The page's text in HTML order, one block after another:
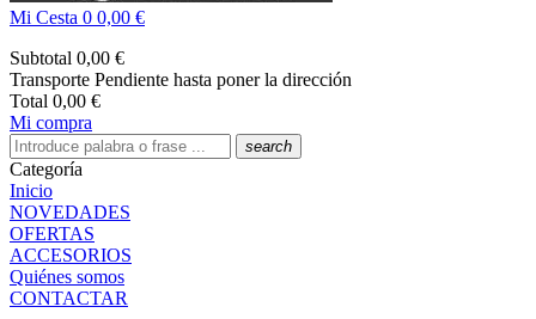
Mi Cesta 0 0,00 €
Subtotal 0,00 €
Transporte Pendiente hasta poner la dirección
Total 0,00 €
Mi compra
search
Categoría
Inicio
NOVEDADES
OFERTAS
ACCESORIOS
Quiénes somos
CONTACTAR